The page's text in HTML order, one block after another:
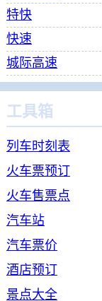
特快
快速
城际高速
工具箱
列车时刻表
火车票预订
火车售票点
汽车站
汽车票价
酒店预订
景点大全